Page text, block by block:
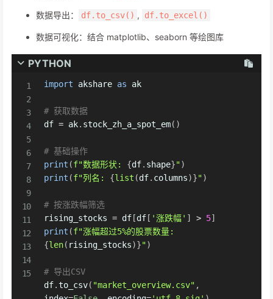
数据导出： df.to_csv() , df.to_excel()
数据可视化：结合 matplotlib、seaborn 等绘图库
PYTHON
import akshare as ak
# 获取数据
df = ak. stock_zh_a_spot_em( )
# 基础操作
print (f"数据形状: {df. shape}")
print (f"列名: {list (df. columns)}")
# 按涨跌幅筛选
rising_stocks = df [df [ '涨跌幅' ] > 5]
print (
{len( rising_stocks)}")
# 导出CSV
df.to_csv( "market_overview.csv" ,